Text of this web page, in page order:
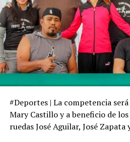
#Deportes | La competencia
Mary Castillo y a beneficio de
ruedas José Aguilar, José